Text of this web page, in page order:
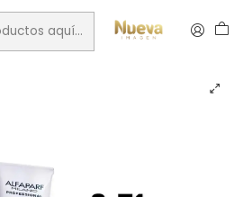
EVOLUTION ALFAPARF 8.31 60ML